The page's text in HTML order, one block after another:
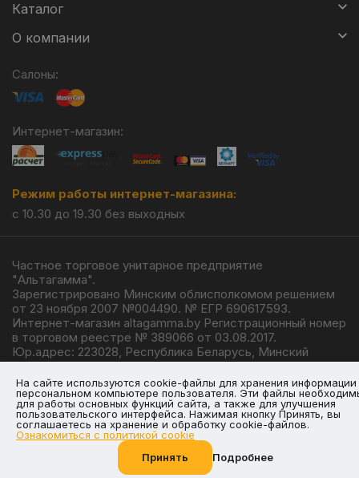
Каталог
О компании
Салоны:
Интернет-магазин:
Режим работы интернет-магазина:
с 10.30 до 19.30 без выходных
Частное торговое унитарное предприятие
"Альтагамма".
Зарегистрировано Минским облисполкомом решением
от 23 ноября 2007 №004490. № ЕГР 690617593.
Интернет-магазин altagamma.by Регистрационный номер
в торговом реестре № 389066 от 03.08.2017.
Юр.адрес: 223028, Республика Беларусь, Минский
район, г.п. Ждановичи, ул. Линейная, 4/1.
© 2026
Разработка — Giperlink.by
Позвоните нам
На сайте используются cookie-файлы для хранения информации
персональном компьютере пользователя. Эти файлы
для работы основных функций сайта, а также для улучшения
пользовательского интерфейса. Нажимая кнопку Принять, вы
соглашаетесь на хранение и обработку cookie-файлов.
Ознакомиться с политикой cookie
Принять
Подробнее